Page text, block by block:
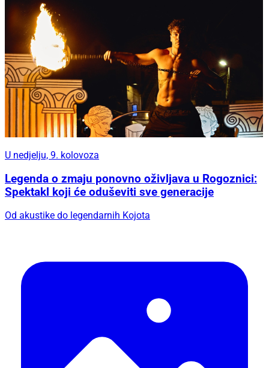
U nedjelju, 9. kolovoza
Legenda o zmaju ponovno oživljava u Rogoznici:
Spektakl koji će oduševiti sve generacije
Od akustike do legendarnih Kojota